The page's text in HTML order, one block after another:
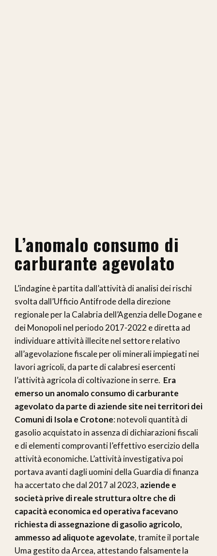
L’anomalo consumo di
carburante agevolato
L’indagine è partita dall’attività di analisi dei rischi
svolta dall’Ufficio Antifrode della direzione
regionale per la Calabria dell’Agenzia delle Dogane e
dei Monopoli nel periodo 2017-2022 e diretta ad
individuare attività illecite nel settore relativo
all’agevolazione fiscale per oli minerali impiegati nei
lavori agricoli, da parte di calabresi esercenti
l’attività agricola di coltivazione in serre. Era
emerso un anomalo consumo di carburante
agevolato da parte di aziende site nei territori dei
Comuni di Isola e Crotone: notevoli quantità di
gasolio acquistato in assenza di dichiarazioni fiscali
e di elementi comprovanti l’effettivo esercizio della
attività economiche. L’attività investigativa poi
portava avanti dagli uomini della Guardia di finanza
ha accertato che dal 2017 al 2023, aziende e
società prive di reale struttura oltre che di
capacità economica ed operativa facevano
richiesta di assegnazione di gasolio agricolo,
ammesso ad aliquote agevolate, tramite il portale
Uma gestito da Arcea, attestando falsamente la